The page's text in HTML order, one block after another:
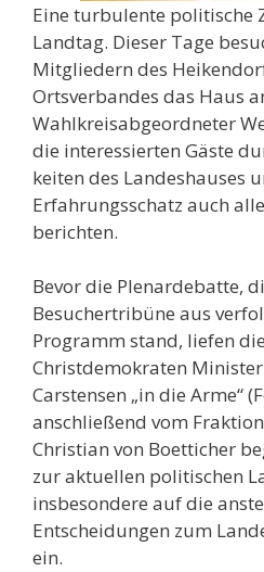
Eine turbulente politische
Landtag. Dieser Tage
Mitgliedern des
Ortsverbandes das Haus
Wahlkreis­abgeordneter
die interessierten Gäste
keiten des Landeshauses
Erfahrungsschatz auch
berichten.
Bevor die Plenardebatte,
Besuchertribüne aus
Programm stand, liefen
Christdemokraten
Carstensen „in die Arme“
anschließend vom
Christian von Boetticher
zur aktuellen politischen
insbesondere auf die
Entscheidungen zum
ein.